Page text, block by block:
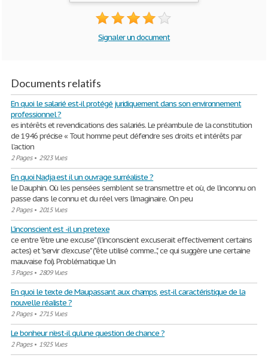
Signaler un document
Documents relatifs
En quoi le salarié est-il protégé juridiquement dans son environnement
professionnel ?
es intérêts et revendications des salariés. Le préambule de la constitution
de 1946 précise « Tout homme peut défendre ses droits et intérêts par
l’action
2 Pages• 2923 Vues
En quoi Nadja est il un ouvrage surréaliste ?
le Dauphin. Où les pensées semblent se transmettre et où, de l’inconnu on
passe dans le connu et du réel vers l’imaginaire. On peu
2 Pages• 2015 Vues
L'inconscient est -il un pretexe
ce entre "être une excuse" (l'inconscient excuserait effectivement certains
actes) et "servir d'excuse" ("ête utilisé comme...", ce qui suggère une certaine
mauvaise foi). Problématique Un
3 Pages• 2809 Vues
En quoi le texte de Maupassant aux champs, est-il caractéristique de la
nouvelle réaliste ?
2 Pages• 2715 Vues
Le bonheur n’est-il qu’une question de chance ?
2 Pages• 1925 Vues